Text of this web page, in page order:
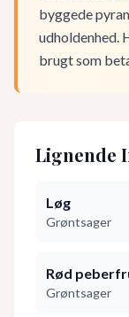
byggede
udholdenhed.
brugt som
Lignende
Løg
Grøntsager
Rød
Grøntsager